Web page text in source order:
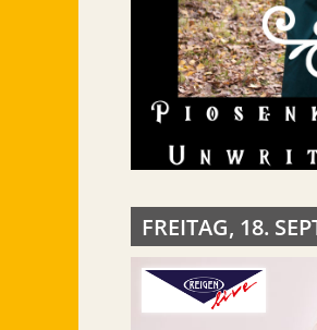
FREITAG, 18.